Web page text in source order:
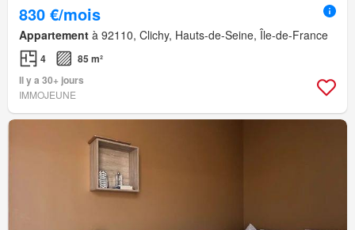
830 €/mois
Appartement à 92110, Clichy, Hauts-de-Seine, Île-de-France
4
85 m²
Il y a 30+ jours
IMMOJEUNE